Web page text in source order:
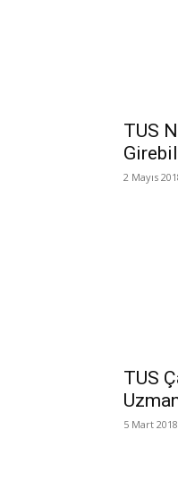
TUS
2 Mayıs
TUS
5 Mart 2018